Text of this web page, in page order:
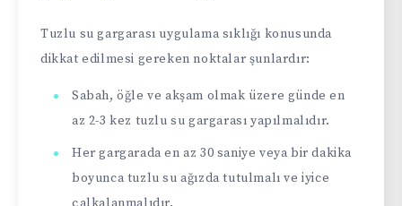
Tuzlu su gargarası uygulama sıklığı konusunda
dikkat edilmesi gereken noktalar şunlardır:
Sabah, öğle ve akşam olmak üzere günde en
az 2-3 kez tuzlu su gargarası yapılmalıdır.
Her gargarada en az 30 saniye veya bir dakika
boyunca tuzlu su ağızda tutulmalı ve iyice